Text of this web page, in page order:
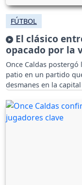
FÚTBOL
El clásico
opacado por la
Once Caldas
patio en un partido
desmanes en la